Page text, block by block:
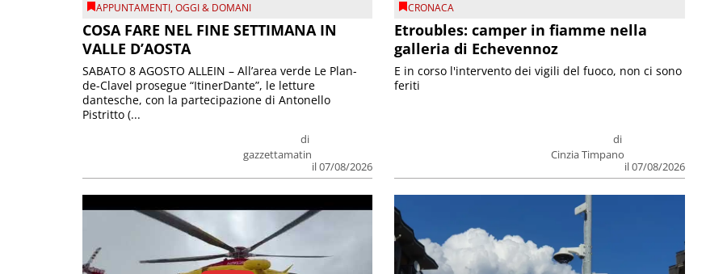
APPUNTAMENTI,OGGI & DOMANI
COSA FARE NEL FINE SETTIMANA IN
VALLE D’AOSTA
di
gazzettamatin
il 07/08/2026
SABATO 8 AGOSTO ALLEIN – All’area verde Le Plan-
de-Clavel prosegue “ItinerDante”, le letture
dantesche, con la partecipazione di Antonello
Pistritto (...
CRONACA
Etroubles: camper in fiamme nella
galleria di Echevennoz
di
Cinzia Timpano
il 07/08/2026
E in corso l'intervento dei vigili del fuoco, non ci sono
feriti